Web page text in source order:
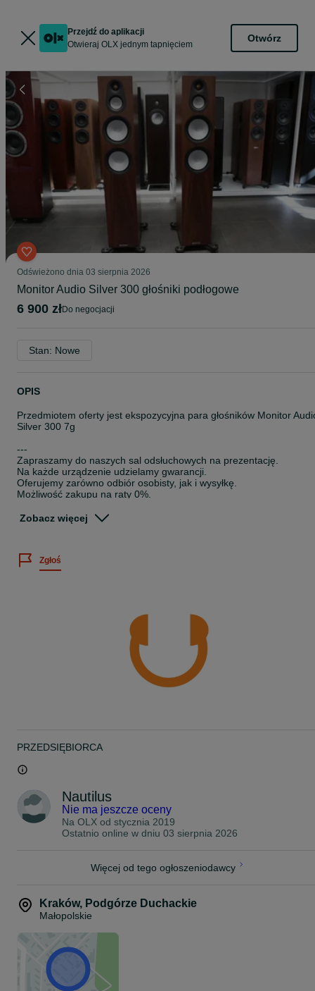
Przejdź do aplikacji
Otwieraj OLX jednym tapnięciem
Otwórz
Odświeżono dnia 03 sierpnia 2026
Monitor Audio Silver 300 głośniki podłogowe
6 900 zł do negocjacji
Stan: Nowe
OPIS
Przedmiotem oferty jest ekspozycyjna para głośników Monitor
Silver 300 7g
---
Zapraszamy do naszych sal odsłuchowych na prezentację.
Na każde urządzenie udzielamy gwarancji.
Oferujemy zarówno odbiór osobisty, jak i wysyłkę.
Możliwość zakupu na raty 0%.
W razie pytań służymy Państwu pomocą.
Nautilus Kraków high-end hi-end hi-fi audio
Zobacz więcej
Zgłoś
PRZEDSIĘBIORCA
Nautilus
Nie ma jeszcze oceny
Na OLX od stycznia 2019
Ostatnio online w dniu 03 sierpnia 2026
Więcej od tego ogłoszeniodawcy
Kraków, Podgórze Duchackie
Małopolskie